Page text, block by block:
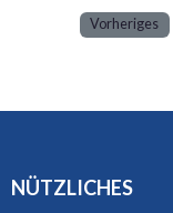
Vorheriges
NÜTZLICHES